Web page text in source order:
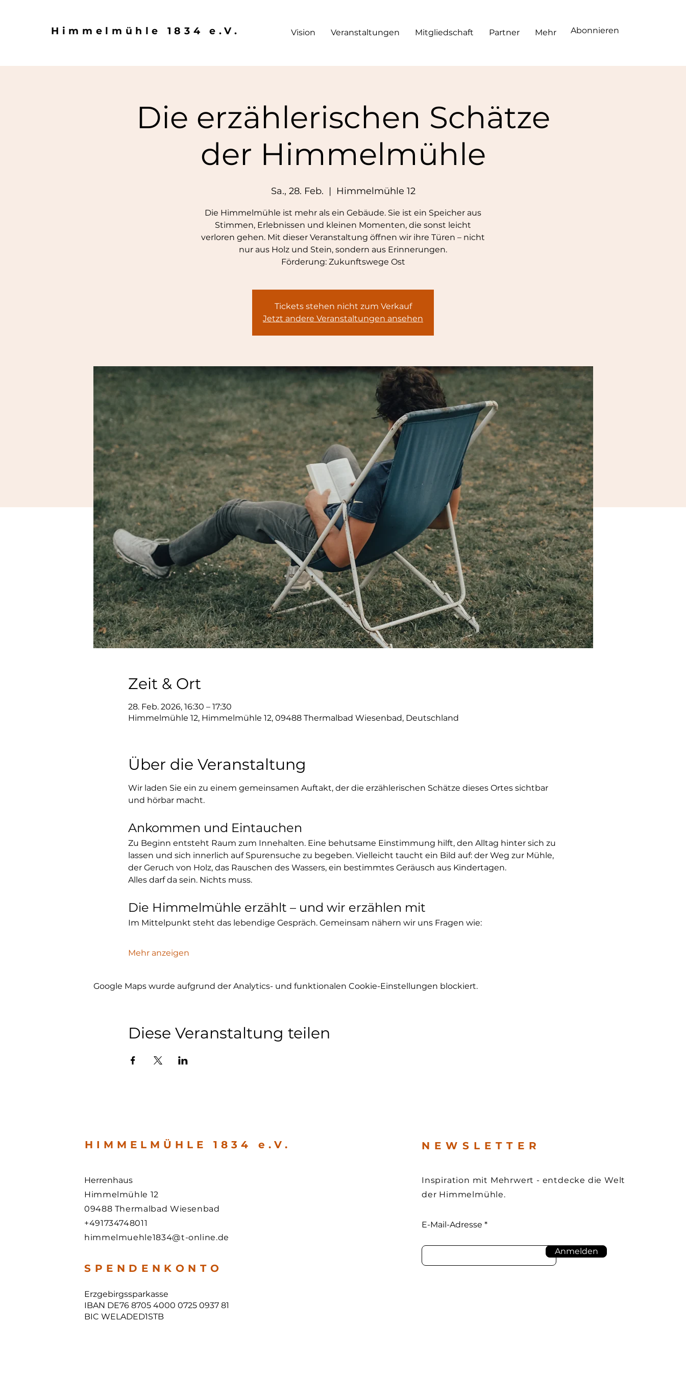
Himmelmühle 1834 e.V. Vision Veranstaltungen Mitgliedschaft Partner Mehr Abonnieren
Die erzählerischen Schätze
der Himmelmühle
Sa., 28. Feb.
  |
Himmelmühle 12
Die Himmelmühle ist mehr als ein Gebäude. Sie ist ein Speicher aus
Stimmen, Erlebnissen und kleinen Momenten, die sonst leicht
verloren gehen. Mit dieser Veranstaltung öffnen wir ihre Türen – nicht
nur aus Holz und Stein, sondern aus Erinnerungen.
Förderung: Zukunftswege Ost
Tickets stehen nicht zum Verkauf
Jetzt andere Veranstaltungen ansehen
Zeit & Ort
28. Feb. 2026, 16:30 – 17:30
Himmelmühle 12, Himmelmühle 12, 09488 Thermalbad Wiesenbad, Deutschland
Über die Veranstaltung
Wir laden Sie ein zu einem gemeinsamen Auftakt, der die erzählerischen Schätze dieses Ortes sichtbar
und hörbar macht.
Ankommen und Eintauchen
Zu Beginn entsteht Raum zum Innehalten. Eine behutsame Einstimmung hilft, den Alltag hinter sich zu
lassen und sich innerlich auf Spurensuche zu begeben. Vielleicht taucht ein Bild auf: der Weg zur Mühle,
der Geruch von Holz, das Rauschen des Wassers, ein bestimmtes Geräusch aus Kindertagen.
Alles darf da sein. Nichts muss.
Die Himmelmühle erzählt – und wir erzählen mit
Im Mittelpunkt steht das lebendige Gespräch. Gemeinsam nähern wir uns Fragen wie:
Mehr anzeigen
Google Maps wurde aufgrund der Analytics- und funktionalen Cookie-Einstellungen blockiert.
Diese Veranstaltung teilen
HIMMELMÜHLE 1834 e.V.
Herrenhaus
Himmelmühle 12
09488 Thermalbad Wiesenbad
+491734748011
himmelmuehle1834@t-online.de
S P E N D E N K O N T O
Erzgebirgssparkasse
IBAN DE76 8705 4000 0725 0937 81
BIC WELADED1STB
N E W S L E T T E R
Inspiration mit Mehrwert - entdecke die Welt
der Himmelmühle.
E-Mail-Adresse
Anmelden